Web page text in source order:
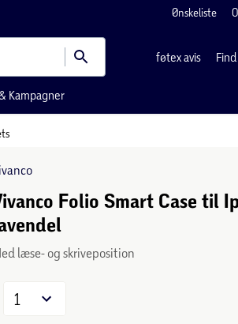
Ønskeliste
føtex avis
Kampagner
Folio Smart Case til
læse- og skriveposition
1